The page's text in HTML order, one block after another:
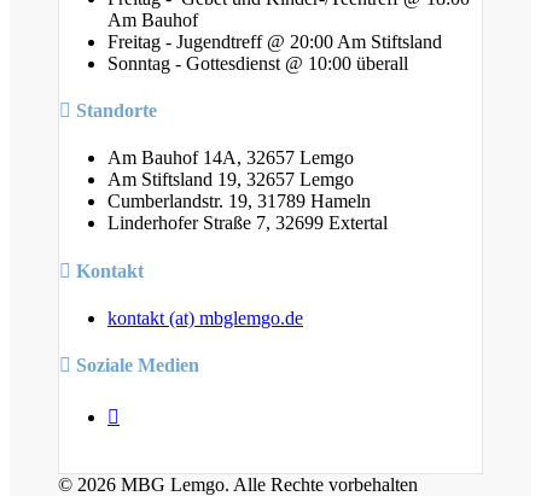
Am Bauhof
Freitag - Jugendtreff @ 20:00 Am Stiftsland
Sonntag - Gottesdienst @ 10:00 überall
Standorte
Am Bauhof 14A, 32657 Lemgo
Am Stiftsland 19, 32657 Lemgo
Cumberlandstr. 19, 31789 Hameln
Linderhofer Straße 7, 32699 Extertal
Kontakt
kontakt (at) mbglemgo.de
Soziale Medien
© 2026 MBG Lemgo. Alle Rechte vorbehalten